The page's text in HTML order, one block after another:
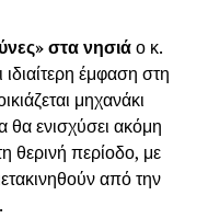
στα νησιάο κ.
έμφαση στη
μηχανάκι
θα ενισχύσει ακόμη
θερινή περίοδο, με
από την